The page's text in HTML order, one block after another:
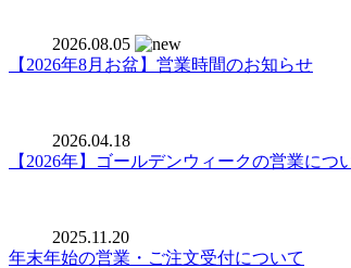
2026.08.05
【2026年8月お盆】営業時間のお知らせ
2026.04.18
【2026年】ゴールデンウィークの営業につ
2025.11.20
年末年始の営業・ご注文受付について